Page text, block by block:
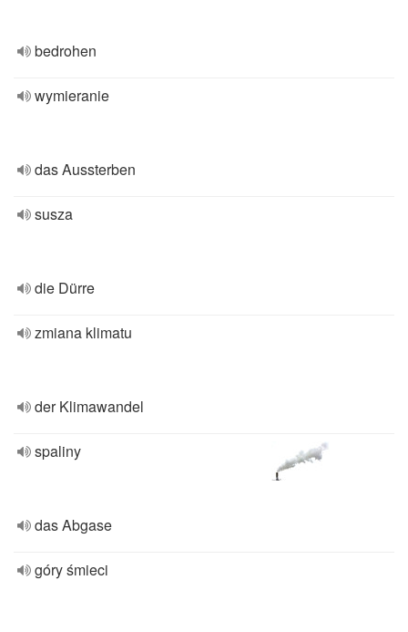
bedrohen
wymieranie
das Aussterben
susza
die Dürre
zmiana klimatu
der Klimawandel
spaliny
das Abgase
góry śmieci